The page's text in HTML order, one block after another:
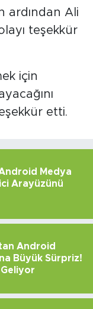
ardından Ali
teşekkür
için
etti.
Medya
Arayüzünü
Android
Büyük Sürpriz!